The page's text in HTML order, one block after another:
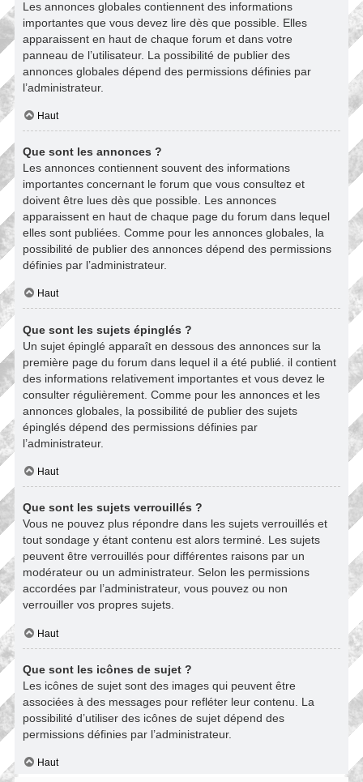
Les annonces globales contiennent des informations
importantes que vous devez lire dès que possible. Elles
apparaissent en haut de chaque forum et dans votre
panneau de l’utilisateur. La possibilité de publier des
annonces globales dépend des permissions définies par
l’administrateur.
Haut
Que sont les annonces ?
Les annonces contiennent souvent des informations
importantes concernant le forum que vous consultez et
doivent être lues dès que possible. Les annonces
apparaissent en haut de chaque page du forum dans lequel
elles sont publiées. Comme pour les annonces globales, la
possibilité de publier des annonces dépend des permissions
définies par l’administrateur.
Haut
Que sont les sujets épinglés ?
Un sujet épinglé apparaît en dessous des annonces sur la
première page du forum dans lequel il a été publié. il contient
des informations relativement importantes et vous devez le
consulter régulièrement. Comme pour les annonces et les
annonces globales, la possibilité de publier des sujets
épinglés dépend des permissions définies par
l’administrateur.
Haut
Que sont les sujets verrouillés ?
Vous ne pouvez plus répondre dans les sujets verrouillés et
tout sondage y étant contenu est alors terminé. Les sujets
peuvent être verrouillés pour différentes raisons par un
modérateur ou un administrateur. Selon les permissions
accordées par l’administrateur, vous pouvez ou non
verrouiller vos propres sujets.
Haut
Que sont les icônes de sujet ?
Les icônes de sujet sont des images qui peuvent être
associées à des messages pour refléter leur contenu. La
possibilité d’utiliser des icônes de sujet dépend des
permissions définies par l’administrateur.
Haut